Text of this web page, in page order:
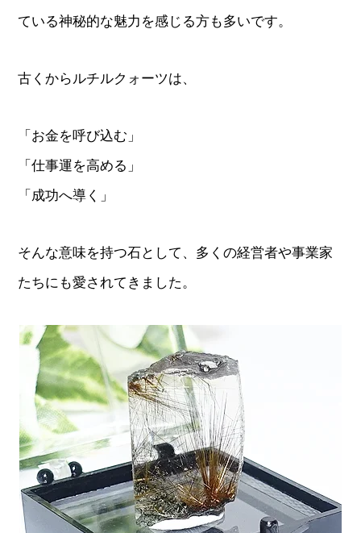
ている神秘的な魅力を感じる方も多いです。
古くからルチルクォーツは、
「お金を呼び込む」
「仕事運を高める」
「成功へ導く」
そんな意味を持つ石として、多くの経営者や事業家
たちにも愛されてきました。